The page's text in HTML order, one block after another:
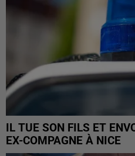
IL TUE SON FILS ET
EX-COMPAGNE À NICE